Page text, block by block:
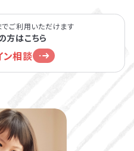
ご利用いただけます
方はこちら
ン相談